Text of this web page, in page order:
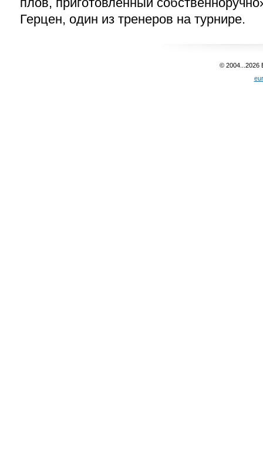
Герцен, один из тренеров на турнире.
© 2004...2026